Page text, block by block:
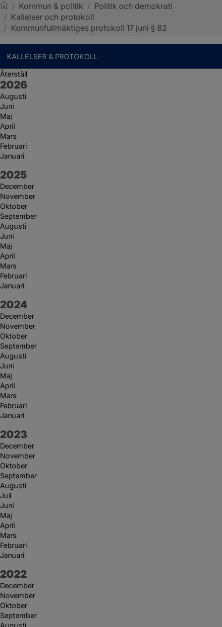
Sotenäs kommun
/ Kommun & politik / Politik och demokrati
/ Kallelser och protokoll
/ Kommunfullmäktiges protokoll 17 juni § 82
KALLELSER & PROTOKOLL
Återställ
År:
2026
Augusti
Juni
Maj
April
Mars
Februari
Januari
År:
2025
December
November
Oktober
September
Augusti
Juni
Maj
April
Mars
Februari
Januari
År:
2024
December
November
Oktober
September
Augusti
Juni
Maj
April
Mars
Februari
Januari
År:
2023
December
November
Oktober
September
Augusti
Juli
Juni
Maj
April
Mars
Februari
Januari
År:
2022
December
November
Oktober
September